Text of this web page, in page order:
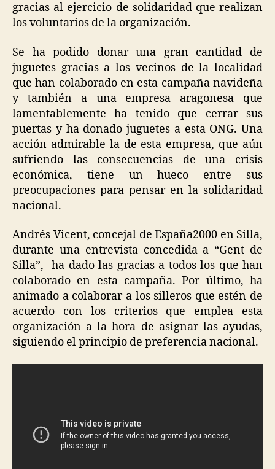
gracias al ejercicio de solidaridad que realizan
los voluntarios de la organización.
Se ha podido donar una gran cantidad de
juguetes gracias a los vecinos de la localidad
que han colaborado en esta campaña navideña
y también a una empresa aragonesa que
lamentablemente ha tenido que cerrar sus
puertas y ha donado juguetes a esta ONG. Una
acción admirable la de esta empresa, que aún
sufriendo las consecuencias de una crisis
económica, tiene un hueco entre sus
preocupaciones para pensar en la solidaridad
nacional.
Andrés Vicent, concejal de España2000 en Silla,
durante una entrevista concedida a “Gent de
Silla”, ha dado las gracias a todos los que han
colaborado en esta campaña. Por último, ha
animado a colaborar a los silleros que estén de
acuerdo con los criterios que emplea esta
organización a la hora de asignar las ayudas,
siguiendo el principio de preferencia nacional.